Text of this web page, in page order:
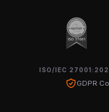
ISO/IEC
GDPR